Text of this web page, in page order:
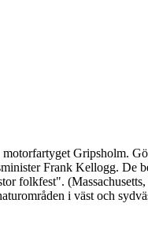
Gripsholm.
Frank Kellogg. De
folkfest".
i väst och